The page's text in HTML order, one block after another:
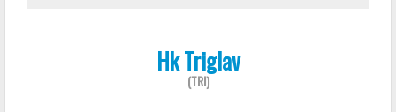
Hk Triglav
(TRI)